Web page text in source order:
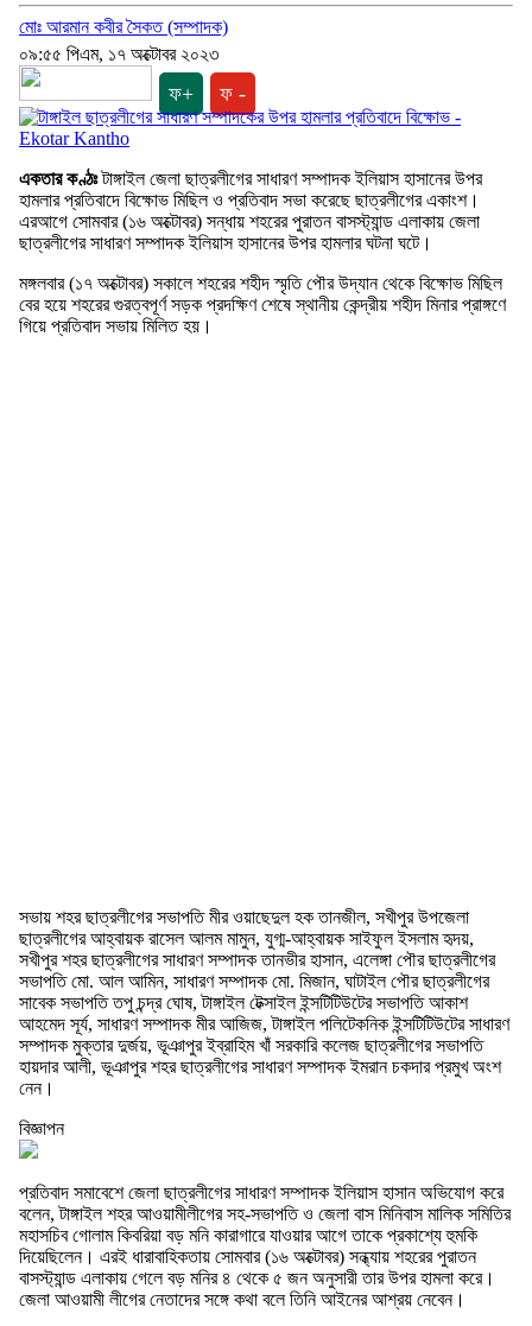
মোঃ আরমান কবীর সৈকত (সম্পাদক)
০৯:৫৫ পিএম, ১৭ অক্টোবর ২০২৩
ফ+ ফ -
একতার কণ্ঠঃটাঙ্গাইল জেলা ছাত্রলীগের সাধারণ সম্পাদক ইলিয়াস হাসানের উপর
হামলার প্রতিবাদে বিক্ষোভ মিছিল ও প্রতিবাদ সভা করেছে ছাত্রলীগের একাংশ।
এরআগে সোমবার (১৬ অক্টোবর) সন্ধায় শহরের পুরাতন বাসস্ট্যান্ড এলাকায় জেলা
ছাত্রলীগের সাধারণ সম্পাদক ইলিয়াস হাসানের উপর হামলার ঘটনা ঘটে।
মঙ্গলবার (১৭ অক্টোবর) সকালে শহরের শহীদ স্মৃতি পৌর উদ্যান থেকে বিক্ষোভ মিছিল
বের হয়ে শহরের গুরত্বপূর্ণ সড়ক প্রদক্ষিণ শেষে স্থানীয় কেন্দ্রীয় শহীদ মিনার প্রাঙ্গণে
গিয়ে প্রতিবাদ সভায় মিলিত হয়।
সভায় শহর ছাত্রলীগের সভাপতি মীর ওয়াছেদুল হক তানজীল, সখীপুর উপজেলা
ছাত্রলীগের আহ্বায়ক রাসেল আলম মামুন, যুগ্ম-আহ্বায়ক সাইফুল ইসলাম হৃদয়,
সখীপুর শহর ছাত্রলীগের সাধারণ সম্পাদক তানভীর হাসান, এলেঙ্গা পৌর ছাত্রলীগের
সভাপতি মো. আল আমিন, সাধারণ সম্পাদক মো. মিজান, ঘাটাইল পৌর ছাত্রলীগের
সাবেক সভাপতি তপু চন্দ্র ঘোষ, টাঙ্গাইল টেক্সাইল ইন্সটিটিউটের সভাপতি আকাশ
আহমেদ সূর্য, সাধারণ সম্পাদক মীর আজিজ, টাঙ্গাইল পলিটেকনিক ইন্সটিটিউটের সাধারণ
সম্পাদক মুক্তার দুর্জয়, ভূঞাপুর ইব্রাহিম খাঁ সরকারি কলেজ ছাত্রলীগের সভাপতি
হায়দার আলী, ভূঞাপুর শহর ছাত্রলীগের সাধারণ সম্পাদক ইমরান চকদার প্রমুখ অংশ
নেন।
বিজ্ঞাপন
প্রতিবাদ সমাবেশে জেলা ছাত্রলীগের সাধারণ সম্পাদক ইলিয়াস হাসান অভিযোগ করে
বলেন, টাঙ্গাইল শহর আওয়ামীলীগের সহ-সভাপতি ও জেলা বাস মিনিবাস মালিক সমিতির
মহাসচিব গোলাম কিবরিয়া বড় মনি কারাগারে যাওয়ার আগে তাকে প্রকাশ্যে হুমকি
দিয়েছিলেন। এরই ধারাবাহিকতায় সোমবার (১৬ অক্টোবর) সন্ধ্যায় শহরের পুরাতন
বাসস্ট্যান্ড এলাকায় গেলে বড় মনির ৪ থেকে ৫ জন অনুসারী তার উপর হামলা করে।
জেলা আওয়ামী লীগের নেতাদের সঙ্গে কথা বলে তিনি আইনের আশ্রয় নেবেন।